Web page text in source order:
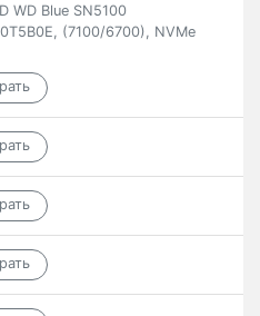
WD Blue SN5100
(7100/6700), NVMe